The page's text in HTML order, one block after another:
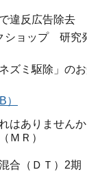
違反広告除去
ョップ 研究
ズミ駆除」の
はありませんか
ＭＲ）
合（ＤＴ）2期